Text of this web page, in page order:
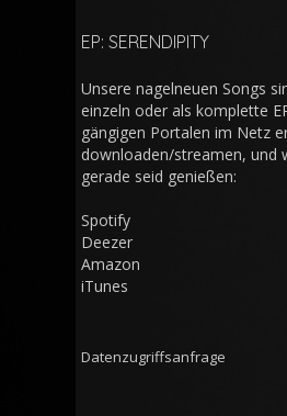
EP: SERENDIPITY
Unsere nagelneuen Songs
einzeln oder als komplette
gängigen Portalen im Netz
downloaden/streamen, und
gerade seid genießen:
Spotify
Deezer
Amazon
iTunes
Datenzugriffsanfrage